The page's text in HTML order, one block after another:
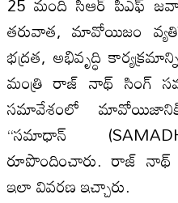
తరువాత, మావోయిజం
భద్రత, అభివృద్ధి
మంత్రి రాజ్ నాథ్ సింగ్
సమావేశంలో
“సమాధాన్
రూపొందించారు. రాజ్
ఇలా వివరణ ఇచ్చారు.